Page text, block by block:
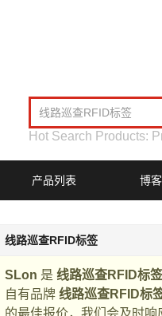
Hot Search Products:
产品列表 博客
线路巡查RFID标签
SLon 是 线路巡查RFID标签
自有品牌 线路巡查RFID标
的最佳报价，我们会及时